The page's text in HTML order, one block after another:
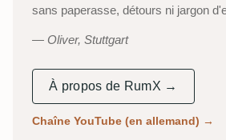
sans paperasse, détours ni jargon
Oliver, Stuttgart
À propos de RumX →
Chaîne YouTube (en allemand) →